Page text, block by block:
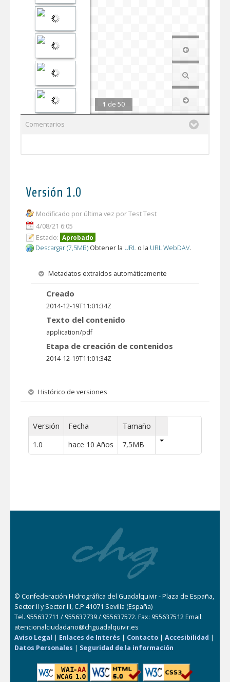
1 de 50
Comentarios
Versión 1.0
Modificado por última vez por Test Test
4/08/21 6:05
Estado: Aprobado
Descargar (7,5MB) Obtener la URL o la URL WebDAV.
Metadatos extraídos automáticamente
Creado
2014-12-19T11:01:34Z
Texto del contenido
application/pdf
Etapa de creación de contenidos
2014-12-19T11:01:34Z
Histórico de versiones
Versión Fecha Tamaño
1.0 hace 10 Años 7,5MB
© Confederación Hidrográfica del Guadalquivir - Plaza de España,
Sector II y Sector III, C.P 41071 Sevilla (España)
Tel. 955637711 / 955637739 / 955637572. Fax: 955637512 Email:
atencionalciudadano@chguadalquivir.es
Aviso Legal | Enlaces de Interés | Contacto |Accesibilidad |
Datos Personales | Seguridad de la información